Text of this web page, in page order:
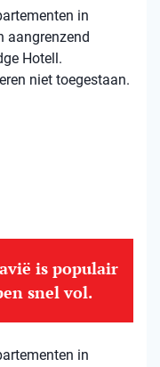
in
aangrenzend
Hotell.
niet toegestaan.
is populair
snel vol.
in